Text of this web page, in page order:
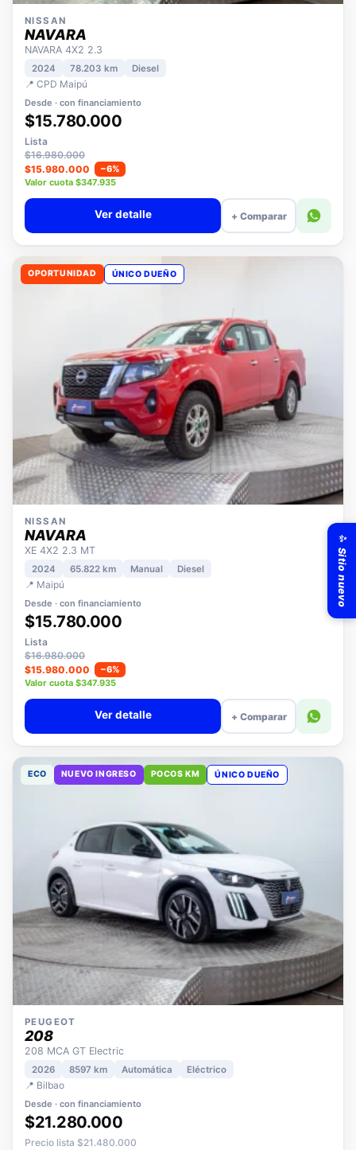
NISSAN
NAVARA
NAVARA 4X2 2.3
2024 78.203 km
📍 CPD Maipú
Desde · con financiamiento
$15.780.000
Lista
$16.980.000
$15.980.000
−6%
Valor cuota $347.935
+ Comparar
OPORTUNIDAD
NISSAN
NAVARA
XE 4X2 2.3 MT
2024
📍 Maipú
Desde · con financiamiento
$15.780.000
Lista
$16.980.000
$15.980.000
−6%
Valor cuota $347.935
+ Comparar
NUEVO INGRESO POCOS KM
PEUGEOT
208
208 MCA GT Electric
2026
📍 Bilbao
Desde · con financiamiento
$21.280.000
✨ Sitio nuevo